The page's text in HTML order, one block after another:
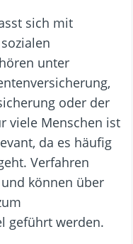
sich mit
unter
oder der
viele Menschen ist
da es häufig
Verfahren
können über
geführt werden.